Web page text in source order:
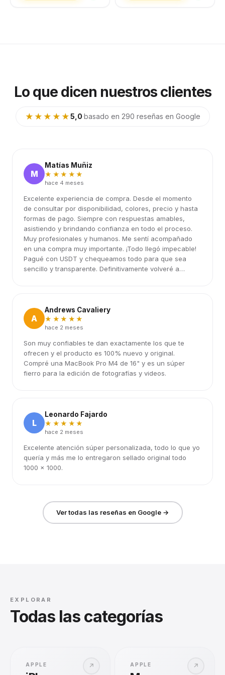
Lo que dicen nuestros clientes
★★★★★5,0·basado en 290 reseñas en Google
M
Matías Muñiz
★★★★★
hace 4 meses
Excelente experiencia de compra. Desde el momento
de consultar por disponibilidad, colores, precio y hasta
formas de pago. Siempre con respuestas amables,
asistiendo y brindando confianza en todo el proceso.
Muy profesionales y humanos. Me sentí acompañado
en una compra muy importante. ¡Todo llegó impecable!
Pagué con USDT y chequeamos todo para que sea
sencillo y transparente. Definitivamente volveré a
A
Andrews Cavaliery
★★★★★
hace 2 meses
Son muy confiables te dan exactamente los que te
ofrecen y el producto es 100% nuevo y original.
Compré una MacBook Pro M4 de 16" y es un súper
fierro para la edición de fotografías y videos.
L
Leonardo Fajardo
★★★★★
hace 2 meses
Excelente atención súper personalizada, todo lo que yo
quería y más me lo entregaron sellado original todo
1000 x 1000.
Ver todas las reseñas en Google →
EXPLORAR
Todas las categorías
↗
APPLE ↗
APPLE